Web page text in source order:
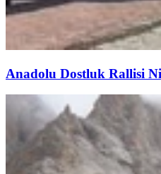
Anadolu Dostluk Rallisi